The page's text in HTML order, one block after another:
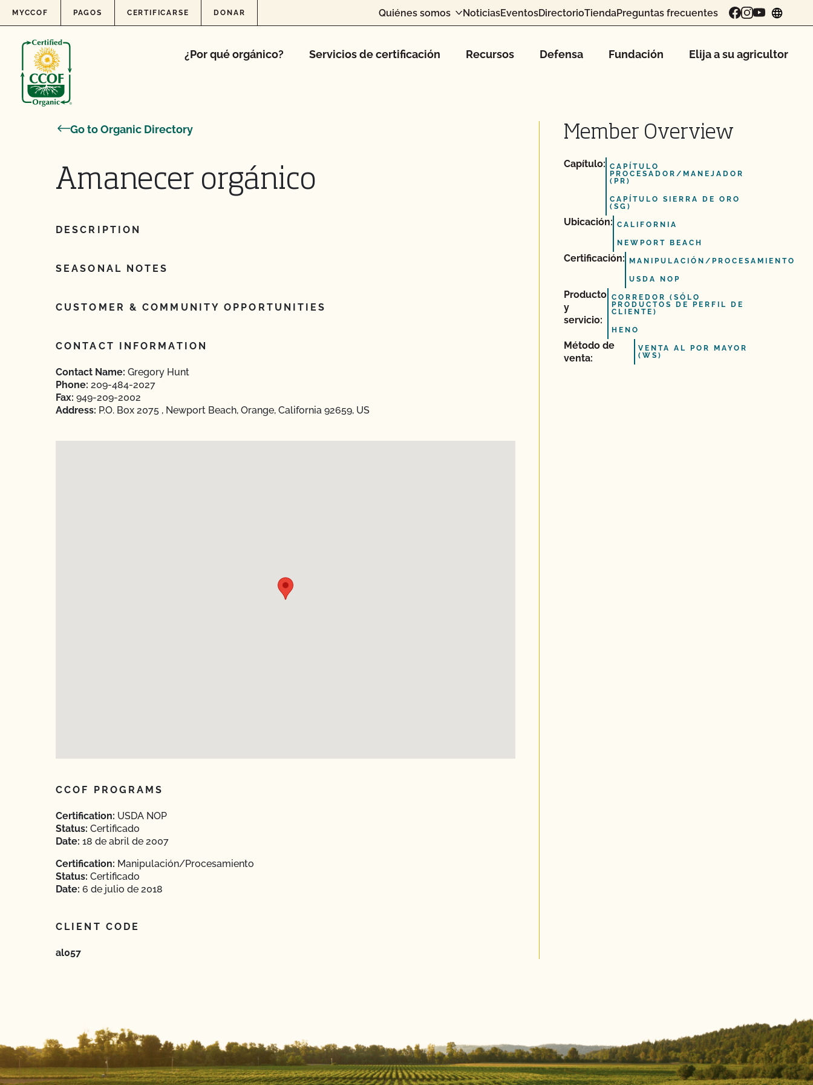
Skip to content
MYCCOF PAGOS CERTIFICARSE DONAR Quiénes somos NoticiasEventosDirectorioTiendaPreguntas frecuentes
¿Por qué orgánico? Servicios de certificación Recursos Defensa Fundación Elija a su agricultor
Go to Organic Directory
Amanecer orgánico
DESCRIPTION
SEASONAL NOTES
CUSTOMER & COMMUNITY OPPORTUNITIES
CONTACT INFORMATION
Contact Name: Gregory Hunt
Phone: 209-484-2027
Fax: 949-209-2002
Address: P.O. Box 2075 , Newport Beach, Orange, California 92659, US
CCOF PROGRAMS
Certification: USDA NOP
Status: Certificado
Date: 18 de abril de 2007
Certification: Manipulación/Procesamiento
Status: Certificado
Date: 6 de julio de 2018
CLIENT CODE
al057
Member Overview
Capítulo: CAPÍTULO
PROCESADOR/MANEJADOR
(PR)
CAPÍTULO SIERRA DE ORO
(SG)
Ubicación: CALIFORNIA
NEWPORT BEACH
Certificación: MANIPULACIÓN/PROCESAMIENTO
USDA NOP
Producto
y
servicio:
CORREDOR (SÓLO
PRODUCTOS DE PERFIL DE
CLIENTE)
HENO
Método de
venta:
VENTA AL POR MAYOR
(WS)